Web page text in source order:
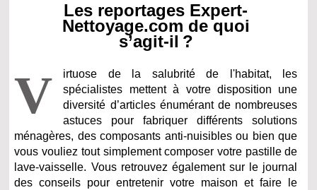
Les reportages Expert-
Nettoyage.com de quoi
s’agit-il ?
V
irtuose de la salubrité de l'habitat, les
spécialistes mettent à votre disposition une
diversité d’articles énumérant de nombreuses
astuces pour fabriquer différents solutions
ménagères, des composants anti-nuisibles ou bien que
vous vouliez tout simplement composer votre pastille de
lave-vaisselle. Vous retrouvez également sur le journal
des conseils pour entretenir votre maison et faire le